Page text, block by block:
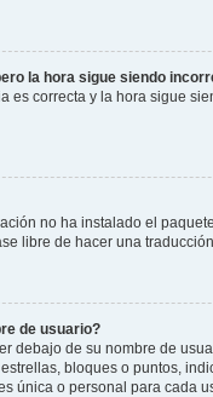
la hora sigue siendo
es correcta y la hora sigue
no ha instalado el
libre de hacer una
de usuario?
debajo de su nombre de
bloques o puntos,
única o personal para cada